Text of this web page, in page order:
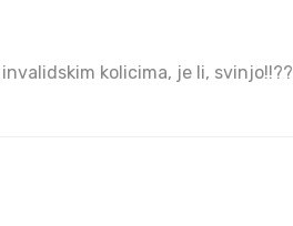
kolicima, je li, svinjo!!??